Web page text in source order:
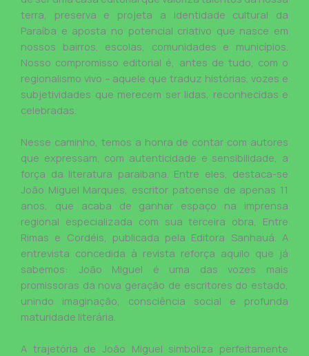
terra, preserva e projeta a identidade cultural da
Paraíba e aposta no potencial criativo que nasce em
nossos bairros, escolas, comunidades e municípios.
Nosso compromisso editorial é, antes de tudo, com o
regionalismo vivo – aquele que traduz histórias, vozes e
subjetividades que merecem ser lidas, reconhecidas e
celebradas.
Nesse caminho, temos a honra de contar com autores
que expressam, com autenticidade e sensibilidade, a
força da literatura paraibana. Entre eles, destaca-se
João Miguel Marques, escritor patoense de apenas 11
anos, que acaba de ganhar espaço na imprensa
regional especializada com sua terceira obra, Entre
Rimas e Cordéis, publicada pela Editora Sanhauá. A
entrevista concedida à revista reforça aquilo que já
sabemos: João Miguel é uma das vozes mais
promissoras da nova geração de escritores do estado,
unindo imaginação, consciência social e profunda
maturidade literária.
A trajetória de João Miguel simboliza perfeitamente